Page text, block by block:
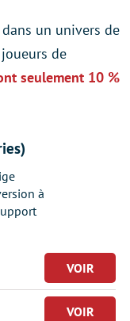
un univers de
de
seulement 10 %